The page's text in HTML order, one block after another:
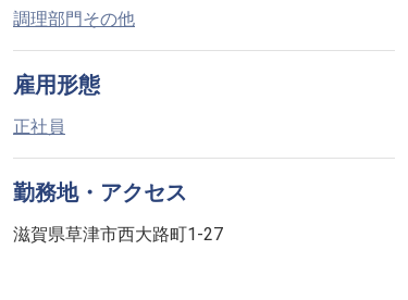
調理部門その他
雇用形態
正社員
勤務地・アクセス
滋賀県草津市西大路町1-27